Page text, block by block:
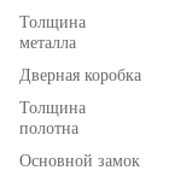
Толщина
металла
Дверная коробка
Толщина
полотна
Основной замок